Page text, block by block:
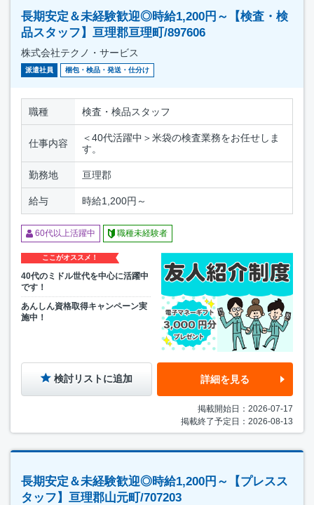
長期安定＆未経験歓迎◎時給1,200円～【検査・検
品スタッフ】亘理郡亘理町/897606
株式会社テクノ・サービス
派遣社員 梱包・検品・発送・仕分け
職種 検査・検品スタッフ
仕事内容
＜40代活躍中＞米袋の検査業務をお任せしま
す。
勤務地 亘理郡
給与 時給1,200円～
60代以上活躍中 職種未経験者
ここがオススメ！
40代のミドル世代を中心に活躍中
です！
あんしん資格取得キャンペーン実
施中！
検討リストに追加 詳細を見る
掲載開始日：2026-07-17
掲載終了予定日：2026-08-13
長期安定＆未経験歓迎◎時給1,200円～【プレスス
タッフ】亘理郡山元町/707203